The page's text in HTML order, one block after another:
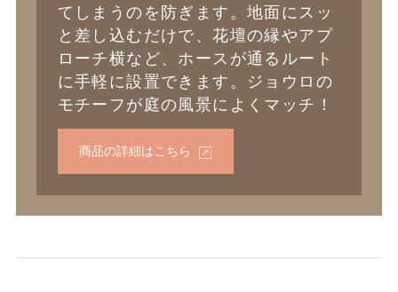
てしまうのを防ぎます。地面にスッ
と差し込むだけで、花壇の縁やアプ
ローチ横など、ホースが通るルート
に手軽に設置できます。ジョウロの
モチーフが庭の風景によくマッチ！
商品の詳細はこちら